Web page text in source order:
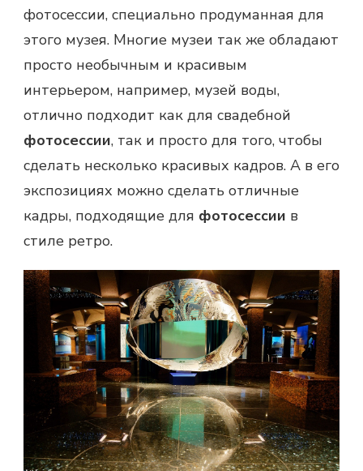
фотосессии, специально продуманная для
этого музея. Многие музеи так же обладают
просто необычным и красивым
интерьером, например, музей воды,
отлично подходит как для свадебной
фотосессии, так и просто для того, чтобы
сделать несколько красивых кадров. А в его
экспозициях можно сделать отличные
кадры, подходящие для фотосессии в
стиле ретро.